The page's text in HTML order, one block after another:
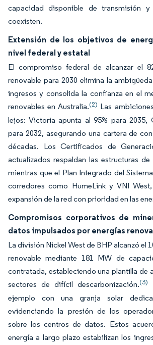
capacidad disponible de transmisión
coexisten.
Extensión de los objetivos de
nivel federal y estatal
El compromiso federal de alcanzar el
renovable para 2030 elimina la
ingresos y consolida la confianza en el
renovables en Australia.(2) Las
lejos: Victoria apunta al 95% para 2035,
para 2032, asegurando una cartera de
décadas. Los Certificados de
actualizados respaldan las estructuras
mientras que el Plan Integrado del
corredores como HumeLink y VNI
expansión de la red con prioridad en las
Compromisos corporativos de
datos impulsados por energías
La división Nickel West de BHP alcanzó el
renovable mediante 181 MW de
contratada, estableciendo una plantilla de
sectores de difícil descarbonización.(3)
ejemplo con una granja solar
evidenciando la presión de los
sobre los centros de datos. Estos
energía a largo plazo estabilizan los